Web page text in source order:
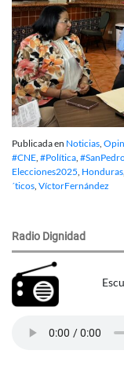
Publicada en Noticias,
#CNE, #Política,
Elecciones2025, Honduras,
´ticos, VíctorFernández
Radio Dignidad